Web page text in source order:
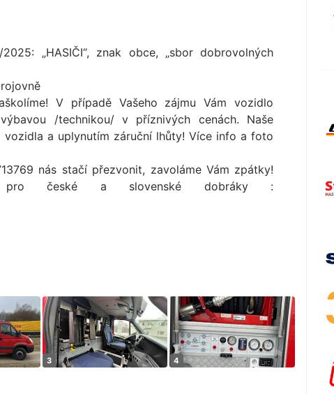
„HASIČI“, znak obce, „sbor dobrovolných
V případě Vašeho zájmu Vám vozidlo
/technikou/ v příznivých cenách. Naše
a uplynutím záruční lhůty! Více info a foto
nás stačí přezvonit, zavoláme Vám zpátky!
pro české a slovenské dobráky :